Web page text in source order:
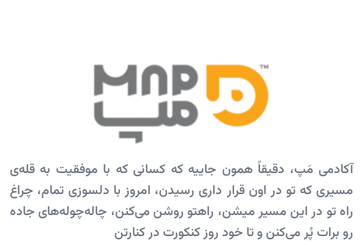
آکادمی مَپ، دقیقاً همون جاییه که کسانی که با موفقیت به قله‌ی
مسیری که تو در اون قرار داری رسیدن، امروز با دلسوزی تمام، چراغ
راه تو در این مسیر میشن، راهتو روشن می‌کنن، چاله‌چوله‌های جاده
رو برات پُر می‌کنن و تا خود روز کنکورت در کنارتن